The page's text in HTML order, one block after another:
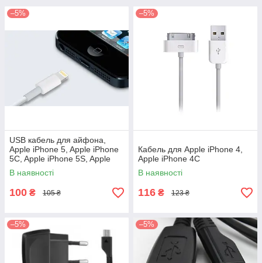
–5%
USB кабель для айфона,
Apple iPhone 5, Apple iPhone
5C, Apple iPhone 5S, Apple
iPad 4, Apple iPad mini
В наявності
100 ₴ 105 ₴
–5%
Кабель для Apple iPhone 4,
Apple iPhоne 4C
В наявності
116 ₴ 123 ₴
–5% –5%